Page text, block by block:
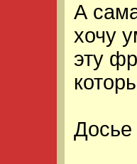
А
хочу
эту
Досье